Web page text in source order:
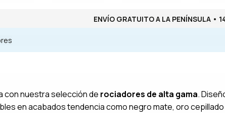
ENVÍO GRATUITO A LA PENÍNSULA •
con nuestra selección de rociadores de alta gama.
en acabados tendencia como negro mate, oro